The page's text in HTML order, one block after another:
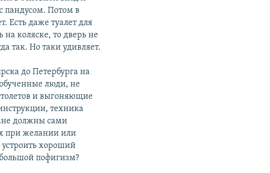
пандусом. Потом в
Есть даже туалет для
на коляске, то дверь не
так. Но таки удивляет.
до Петербурга на
обученные люди, не
и выгоняющие
техника
должны сами
при желании или
хороший
пофигизм?